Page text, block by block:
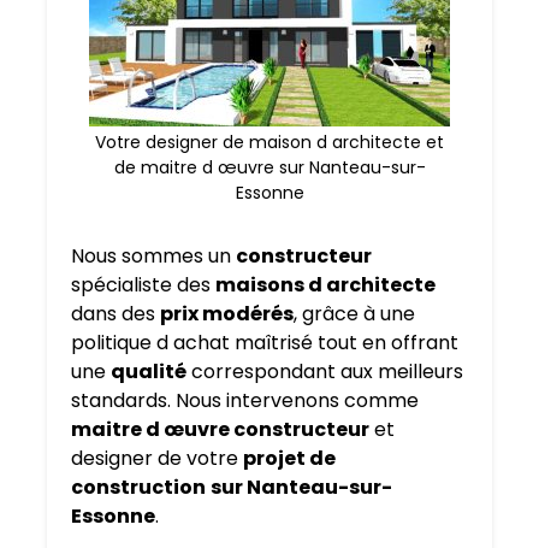
Votre designer de maison d architecte et
de maitre d œuvre sur Nanteau-sur-
Essonne
Nous sommes un constructeur
spécialiste des maisons d architecte
dans des prix modérés, grâce à une
politique d achat maîtrisé tout en offrant
une qualitécorrespondant aux meilleurs
standards. Nous intervenons comme
maitre d œuvre constructeuret
designer de votre projet de
construction sur Nanteau-sur-
Essonne.